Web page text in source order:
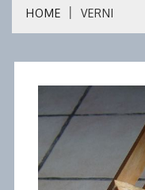
HOME VERNI